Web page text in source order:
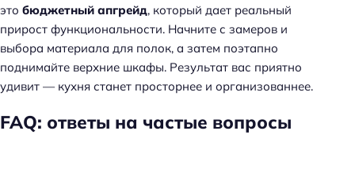
это бюджетный апгрейд, который дает реальный
прирост функциональности. Начните с замеров и
выбора материала для полок, а затем поэтапно
поднимайте верхние шкафы. Результат вас приятно
удивит — кухня станет просторнее и организованнее.
FAQ: ответы на частые вопросы